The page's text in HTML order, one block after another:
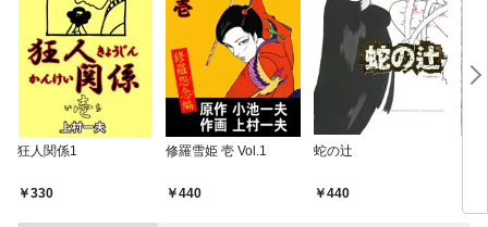
狂人関係1
330
修羅雪姫 壱 Vol.1
440
蛇の辻
440